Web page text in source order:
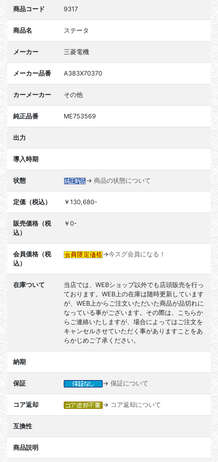
商品コード 9317
商品名 ステータ
メーカー 三菱電機
メーカー品番 A383X70370
カーメーカー その他
純正品番 ME753569
出力
導入時期
状態 → 商品の状態について
定価（税込） ￥130,680-
販売価格（税
込）
￥0-
会員価格（税
込）
→今スグ会員になる！
在庫ついて
当店では、WEBショップ以外でも店頭販売を行っ
ております。WEB上の在庫は随時更新しています
が、WEB上からご注文いただいた商品が品切れに
なっている事がございます。その際は、こちらか
らご連絡いたしますが、場合によってはご注文を
キャンセルさせていただく事がありますことをあ
らかじめご了承ください。
納期
保証 → 保証について
コア返却 → コア返却について
互換性
商品説明